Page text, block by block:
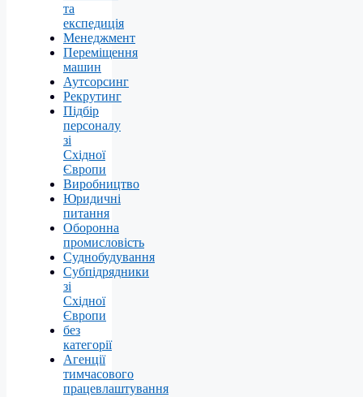
та
експедиція
Менеджмент
Переміщення
машин
Аутсорсинг
Рекрутинг
Підбір
персоналу
зі
Східної
Європи
Виробництво
Юридичні
питання
Оборонна
промисловість
Суднобудування
Субпідрядники
зі
Східної
Європи
без
категорії
Агенції
тимчасового
працевлаштування